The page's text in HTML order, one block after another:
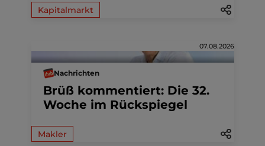
Kapitalmarkt
07.08.2026
Nachrichten
Brüß kommentiert: Die 32.
Woche im Rückspiegel
Makler